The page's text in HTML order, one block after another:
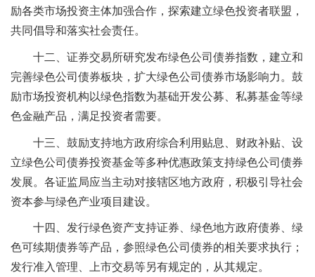
励各类市场投资主体加强合作，探索建立绿色投资者联盟，
共同倡导和落实社会责任。
十二、证券交易所研究发布绿色公司债券指数，建立和
完善绿色公司债券板块，扩大绿色公司债券市场影响力。鼓
励市场投资机构以绿色指数为基础开发公募、私募基金等绿
色金融产品，满足投资者需要。
十三、鼓励支持地方政府综合利用贴息、财政补贴、设
立绿色公司债券投资基金等多种优惠政策支持绿色公司债券
发展。各证监局应当主动对接辖区地方政府，积极引导社会
资本参与绿色产业项目建设。
十四、发行绿色资产支持证券、绿色地方政府债券、绿
色可续期债券等产品，参照绿色公司债券的相关要求执行；
发行准入管理、上市交易等另有规定的，从其规定。